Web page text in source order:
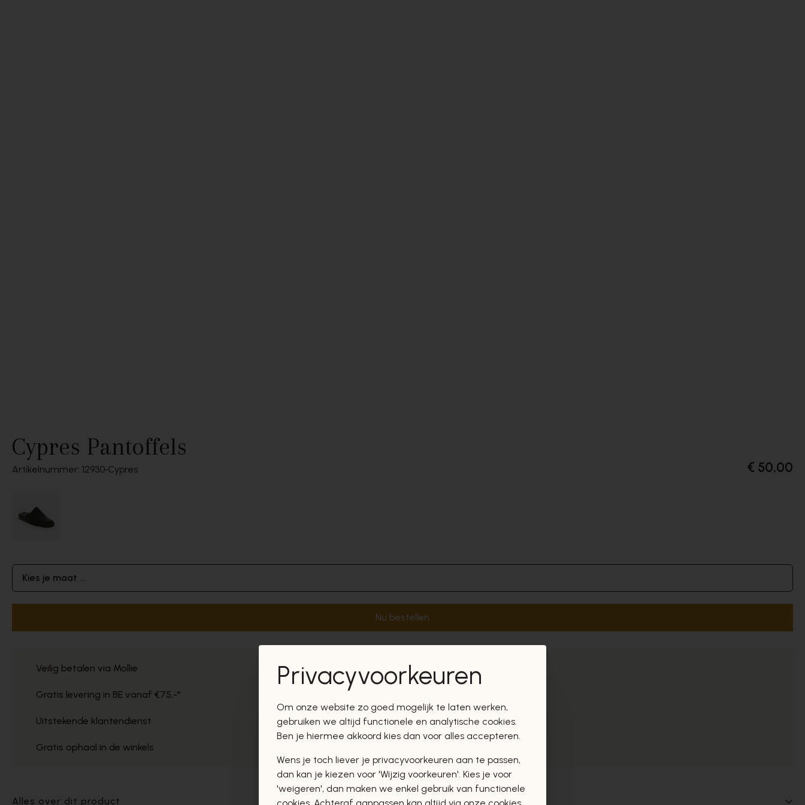
Cypres Pantoffels
Artikelnummer: 12930 Cypres € 50,00
Kies je maat ...
Nu bestellen
Veilig betalen via Mollie
Gratis levering in BE vanaf €75,-*
Uitstekende klantendienst
Gratis ophaal in de winkels
Alles over dit product
Privacyvoorkeuren
Om onze website zo goed mogelijk te laten werken,
gebruiken we altijd functionele en analytische cookies.
Ben je hiermee akkoord kies dan voor alles accepteren.
Wens je toch liever je privacyvoorkeuren aan te passen,
dan kan je kiezen voor 'Wijzig voorkeuren'. Kies je voor
'weigeren', dan maken we enkel gebruik van functionele
cookies. Achteraf aanpassen kan altijd via onze cookies